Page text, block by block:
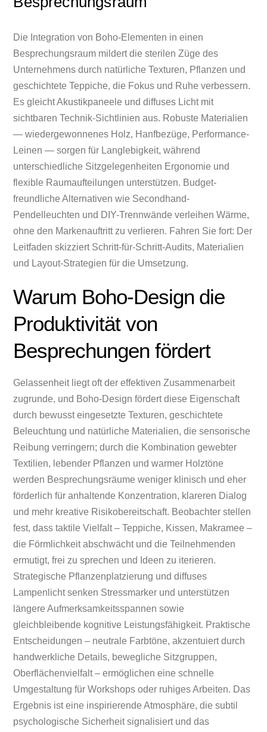
Die Integration von Boho-Elementen in einen
Besprechungsraum mildert die sterilen Züge des
Unternehmens durch natürliche Texturen, Pflanzen und
geschichtete Teppiche, die Fokus und Ruhe verbessern.
Es gleicht Akustikpaneele und diffuses Licht mit
sichtbaren Technik-Sichtlinien aus. Robuste Materialien
— wiedergewonnenes Holz, Hanfbezüge, Performance-
Leinen — sorgen für Langlebigkeit, während
unterschiedliche Sitzgelegenheiten Ergonomie und
flexible Raumaufteilungen unterstützen. Budget-
freundliche Alternativen wie Secondhand-
Pendelleuchten und DIY-Trennwände verleihen Wärme,
ohne den Markenauftritt zu verlieren. Fahren Sie fort: Der
Leitfaden skizziert Schritt-für-Schritt-Audits, Materialien
und Layout-Strategien für die Umsetzung.
Warum Boho-Design die
Produktivität von
Besprechungen fördert
Gelassenheit liegt oft der effektiven Zusammenarbeit
zugrunde, und Boho-Design fördert diese Eigenschaft
durch bewusst eingesetzte Texturen, geschichtete
Beleuchtung und natürliche Materialien, die sensorische
Reibung verringern; durch die Kombination gewebter
Textilien, lebender Pflanzen und warmer Holztöne
werden Besprechungsräume weniger klinisch und eher
förderlich für anhaltende Konzentration, klareren Dialog
und mehr kreative Risikobereitschaft. Beobachter stellen
fest, dass taktile Vielfalt – Teppiche, Kissen, Makramee –
die Förmlichkeit abschwächt und die Teilnehmenden
ermutigt, frei zu sprechen und Ideen zu iterieren.
Strategische Pflanzenplatzierung und diffuses
Lampenlicht senken Stressmarker und unterstützen
längere Aufmerksamkeitsspannen sowie
gleichbleibende kognitive Leistungsfähigkeit. Praktische
Entscheidungen – neutrale Farbtöne, akzentuiert durch
handwerkliche Details, bewegliche Sitzgruppen,
Oberflächenvielfalt – ermöglichen eine schnelle
Umgestaltung für Workshops oder ruhiges Arbeiten. Das
Ergebnis ist eine inspirierende Atmosphäre, die subtil
psychologische Sicherheit signalisiert und das